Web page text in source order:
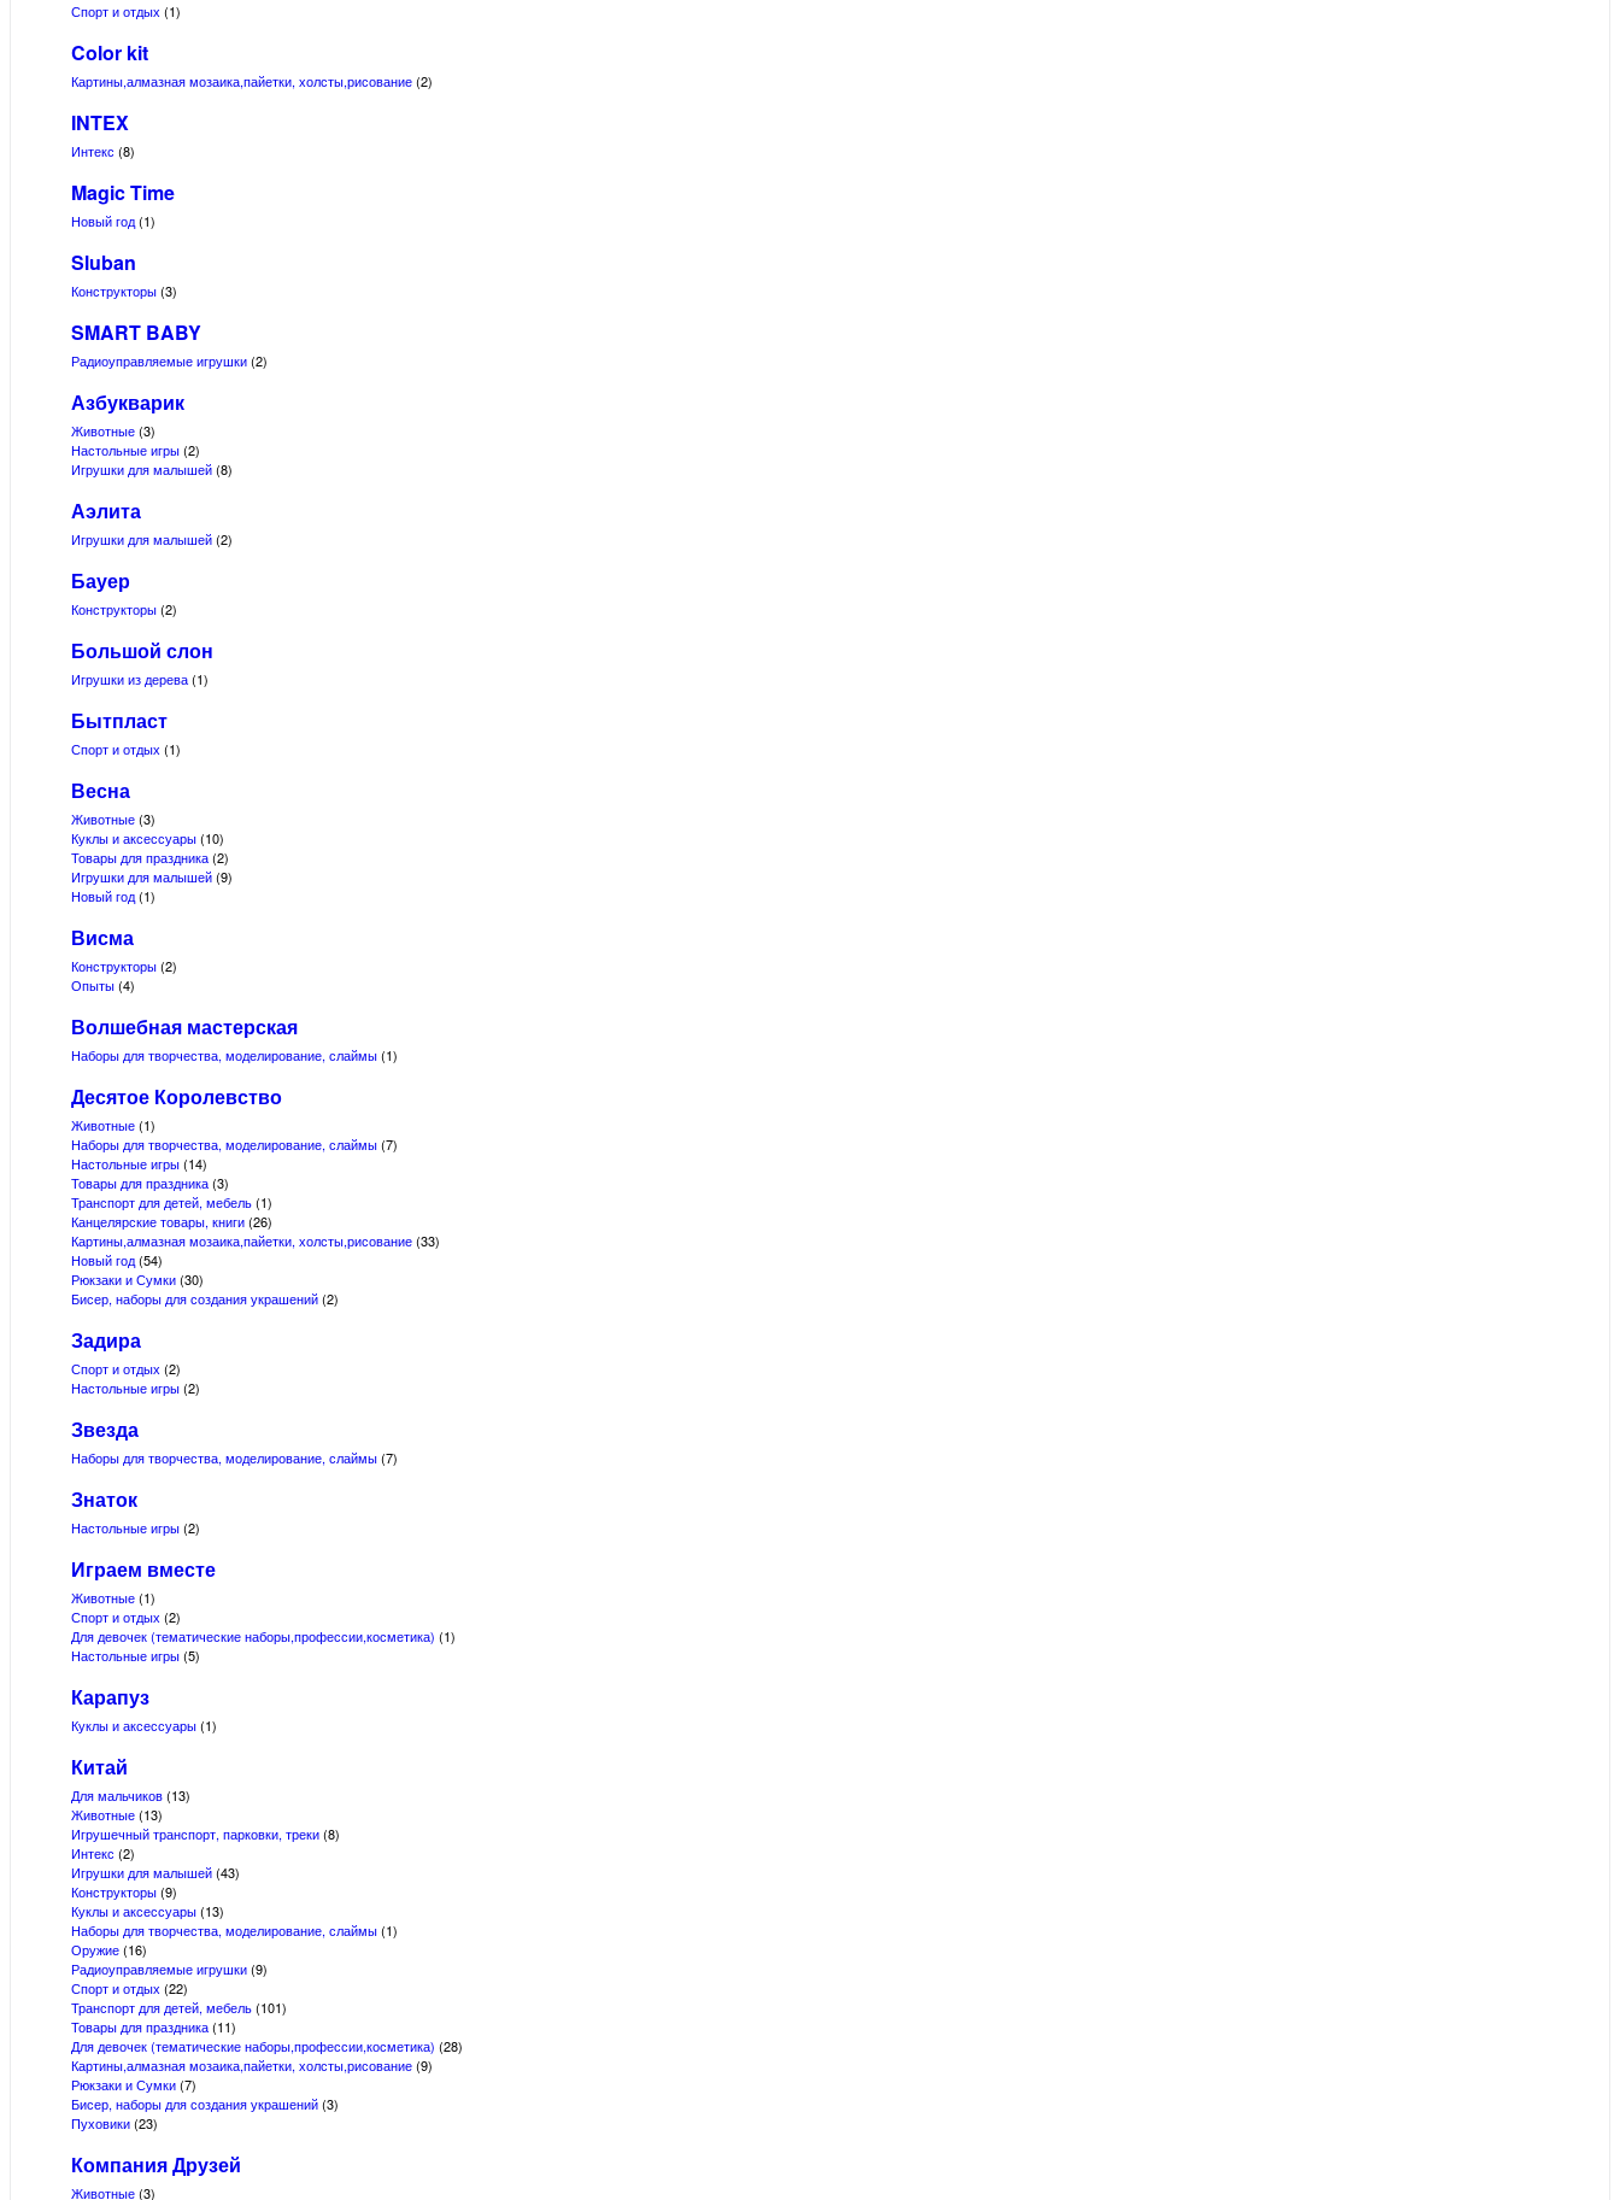
Спорт и отдых (1)
Color kit
Картины,алмазная мозаика,пайетки, холсты,рисование(2)
INTEX
Интекс (8)
Magic Time
Новый год(1)
Sluban
Конструкторы(3)
SMART BABY
Радиоуправляемые игрушки(2)
Азбукварик
Животные(3)
Настольные игры(2)
Игрушки для малышей(8)
Аэлита
Игрушки для малышей(2)
Бауер
Конструкторы(2)
Большой слон
Игрушки из дерева(1)
Бытпласт
Спорт и отдых (1)
Весна
Животные(3)
Куклы и аксессуары(10)
Товары для праздника(2)
Игрушки для малышей(9)
Новый год(1)
Висма
Конструкторы(2)
Опыты(4)
Волшебная мастерская
Наборы для творчества, моделирование, слаймы(1)
Десятое Королевство
Животные(1)
Наборы для творчества, моделирование, слаймы(7)
Настольные игры(14)
Товары для праздника(3)
Транспорт для детей, мебель(1)
Канцелярские товары, книги(26)
Картины,алмазная мозаика,пайетки, холсты,рисование(33)
Новый год(54)
Рюкзаки и Сумки(30)
Бисер, наборы для создания украшений(2)
Задира
Спорт и отдых (2)
Настольные игры(2)
Звезда
Наборы для творчества, моделирование, слаймы(7)
Знаток
Настольные игры(2)
Играем вместе
Животные(1)
Спорт и отдых (2)
Для девочек (тематические наборы,профессии,косметика) (1)
Настольные игры(5)
Карапуз
Куклы и аксессуары(1)
Китай
Для мальчиков(13)
Животные(13)
Игрушечный транспорт, парковки, треки(8)
Интекс (2)
Игрушки для малышей(43)
Конструкторы(9)
Куклы и аксессуары(13)
Наборы для творчества, моделирование, слаймы(1)
Оружие(16)
Радиоуправляемые игрушки(9)
Спорт и отдых (22)
Транспорт для детей, мебель(101)
Товары для праздника(11)
Для девочек (тематические наборы,профессии,косметика) (28)
Картины,алмазная мозаика,пайетки, холсты,рисование(9)
Рюкзаки и Сумки(7)
Бисер, наборы для создания украшений(3)
Пуховики(23)
Компания Друзей
Животные(3)